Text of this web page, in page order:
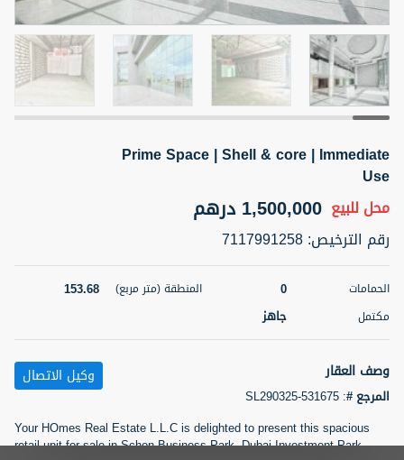
اسم الوسيط
MOHAMMED ARSHAD SAIYED
رقم الوسيط
أتصل الأن
5 أشهر +
2BR Golf, Pool & Villa View | 3 Bathrooms | 1,274.77 Sq
Ft | Ellington House II
شقة للبيع 4,100,000 درهم
2
3
مربع)
118.34
المعروض
غير مفروش /ة
اسم الوسيط
TATIANA VEBER
رقم الوسيط
5 أشهر +
Prime Space | Shell & core | Immediate
Use
محل للبيع 1,500,000 درهم
رقم الترخيص:
7117991258
الحمامات 0 المنطقة (متر مربع) 153.68
مكتمل جاهز
وصف العقار
المرجع #:
SL290325-531675
وكيل الاتصال
Your HOmes Real Estate L.L.C is delighted to present this spacious
retail unit for sale in Schon Business Park, Dubai Investment Park
تصفية